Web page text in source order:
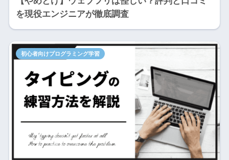
を現役エンジニアが徹底調査
初心者向けプログラミング学習